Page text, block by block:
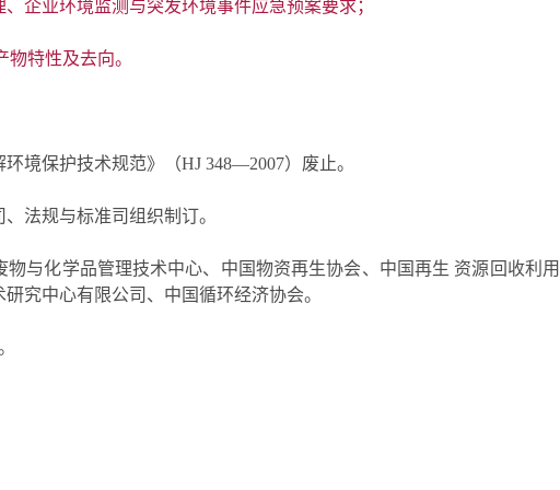
企业环境监测与突发环境事件应急预案要求；
特性及去向。
境保护技术规范》（HJ 348—2007）废止。
法规与标准司组织制订。
与化学品管理技术中心、中国物资再生协会、中国再生 资源回收利
究中心有限公司、中国循环经济协会。